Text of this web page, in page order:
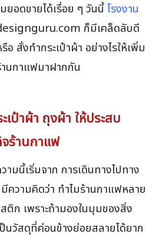
ยอดขายได้เรื่อย ๆ วันนี้โรงงาน
ก็มีเคล็ดลับดี
สั่งทำกระเป๋าผ้า อย่างไรให้เพิ่ม
นกาแฟมาฝากกัน
ป๋าผ้า ถุงผ้า ให้ประสบ
จร้านกาแฟ
มนี้เริ่มจาก การเดินทางไปทาง
ความคิดว่า ทำไมร้านกาแฟหลาย
ติก เพราะถ้ามองในมุมของสิ่ง
วัสดุที่ค่อนข้างย่อยสลายได้ยาก